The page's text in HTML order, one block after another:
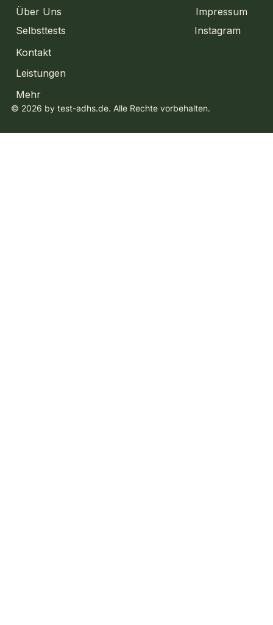
Über Uns
Selbsttests
Kontakt
Leistungen
Mehr
Impressum
Instagram
© 2026 by test-adhs.de. Alle Rechte vorbehalten.